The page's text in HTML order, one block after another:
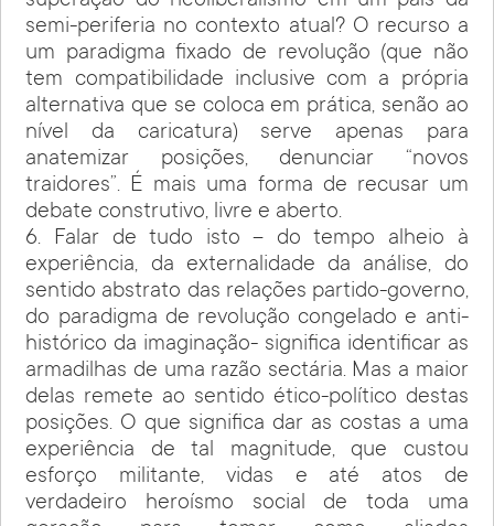
semi-periferia no contexto atual? O recurso a
um paradigma fixado de revolução (que não
tem compatibilidade inclusive com a própria
alternativa que se coloca em prática, senão ao
nível da caricatura) serve apenas para
anatemizar posições, denunciar “novos
traidores”. É mais uma forma de recusar um
debate construtivo, livre e aberto.
6. Falar de tudo isto – do tempo alheio à
experiência, da externalidade da análise, do
sentido abstrato das relações partido-governo,
do paradigma de revolução congelado e anti-
histórico da imaginação- significa identificar as
armadilhas de uma razão sectária. Mas a maior
delas remete ao sentido ético-político destas
posições. O que significa dar as costas a uma
experiência de tal magnitude, que custou
esforço militante, vidas e até atos de
verdadeiro heroísmo social de toda uma